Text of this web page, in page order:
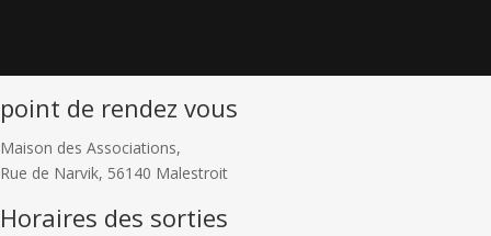
point de rendez vous
Maison des Associations,
Rue de Narvik, 56140 Malestroit
Horaires des sorties